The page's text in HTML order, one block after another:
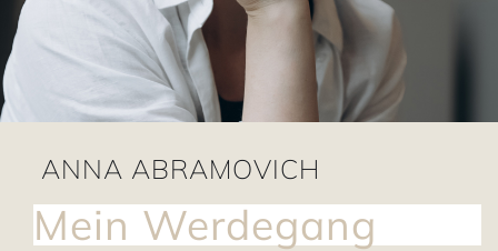
ANNA ABRAMOVICH
Mein Werdegang